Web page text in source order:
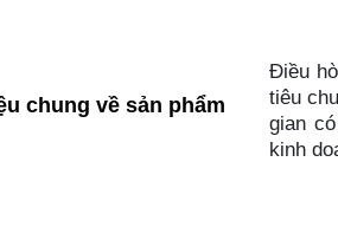
chung về sản phẩm
Điều
tiêu
gian
kinh